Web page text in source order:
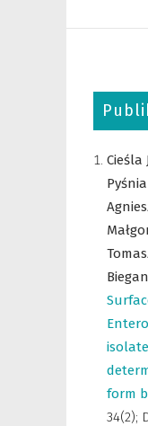
Cieśla
form
34(2);